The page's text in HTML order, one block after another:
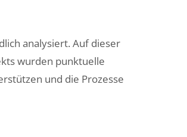
analysiert. Auf dieser
wurden punktuelle
und die Prozesse